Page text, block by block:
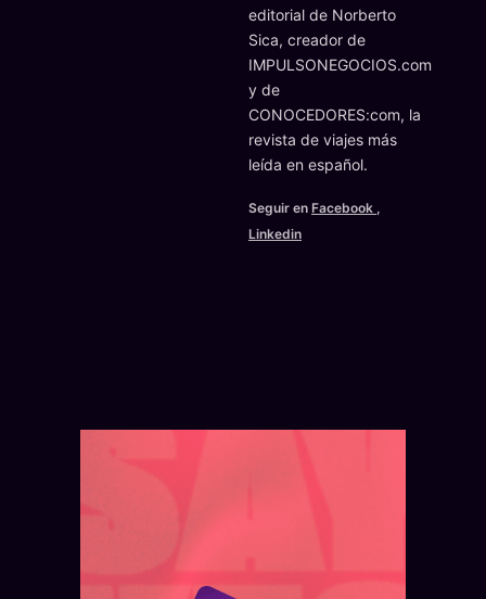
editorial de Norberto
Sica, creador de
IMPULSONEGOCIOS.com
y de
CONOCEDORES:com, la
revista de viajes más
leída en español.
Seguir en Facebook ,
Linkedin